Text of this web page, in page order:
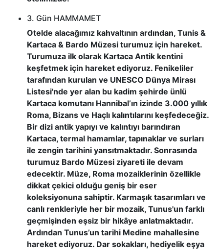
3. Gün HAMMAMET
Otelde alacağımız kahvaltının ardından, Tunis &
Kartaca & Bardo Müzesi turumuz için hareket.
Turumuza ilk olarak Kartaca Antik kentini
keşfetmek için hareket ediyoruz. Fenikeliler
tarafından kurulan ve UNESCO Dünya Mirası
Listesi'nde yer alan bu kadim şehirde ünlü
Kartaca komutanı Hannibal’ın izinde 3.000 yıllık
Roma, Bizans ve Haçlı kalıntılarını keşfedeceğiz.
Bir dizi antik yapıyı ve kalıntıyı barındıran
Kartaca, termal hamamlar, tapınaklar ve surları
ile zengin tarihini yansıtmaktadır. Sonrasında
turumuz Bardo Müzesi ziyareti ile devam
edecektir. Müze, Roma mozaiklerinin özellikle
dikkat çekici olduğu geniş bir eser
koleksiyonuna sahiptir. Karmaşık tasarımları ve
canlı renkleriyle her bir mozaik, Tunus'un farklı
geçmişinden eşsiz bir hikâye anlatmaktadır.
Ardından Tunus’un tarihi Medine mahallesine
hareket ediyoruz. Dar sokakları, hediyelik eşya